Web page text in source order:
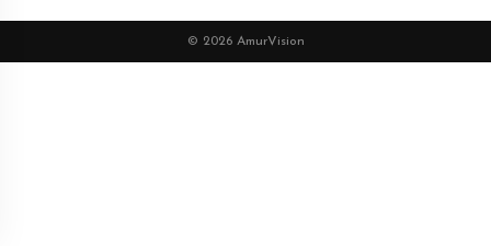
© 2026 AmurVision